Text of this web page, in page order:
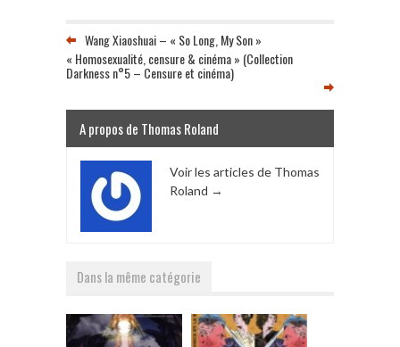
Wang Xiaoshuai – « So Long, My Son »
« Homosexualité, censure & cinéma » (Collection
Darkness n°5 – Censure et cinéma)
A propos de Thomas Roland
Voir les articles de Thomas
Roland →
Dans la même catégorie